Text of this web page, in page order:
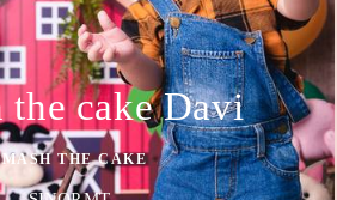
the cake Davi
THE CAKE